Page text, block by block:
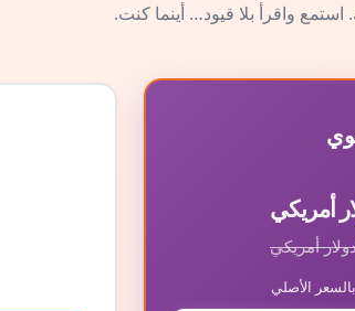
واقرأ بلا قيود… أينما كنت.
أمريكي
أمريكي
الأصلي